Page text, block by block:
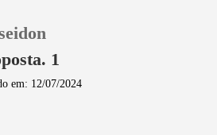
1
em: 12/07/2024